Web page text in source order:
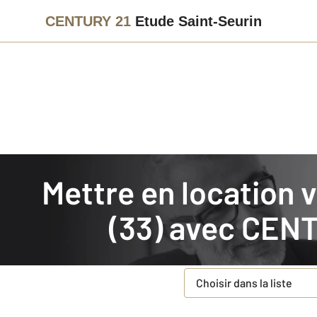
CENTURY 21 Etude Saint-Seurin
Mettre en location votre bien immobilier en Gironde
(33) avec
Faites estimer
Concernant votre
Type de bien à estimer
Choisir dans la liste